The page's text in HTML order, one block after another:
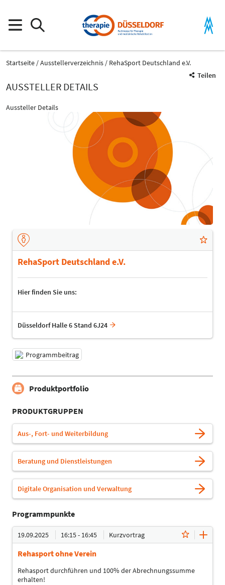
Startseite Ausstellerverzeichnis
RehaSport Deutschland e.V.
Teilen
AUSSTELLER DETAILS
Aussteller Details
RehaSport Deutschland e.V.
Hier finden Sie uns:
Düsseldorf Halle 6 Stand 6J24
Programmbeitrag
Produktportfolio
PRODUKTGRUPPEN
Aus-, Fort- und Weiterbildung
Beratung und Dienstleistungen
Digitale Organisation und Verwaltung
Programmpunkte
19.09.2025 16:15 - 16:45 Kurzvortrag
Rehasport ohne Verein
Rehasport durchführen und 100% der Abrechnungssumme
erhalten!